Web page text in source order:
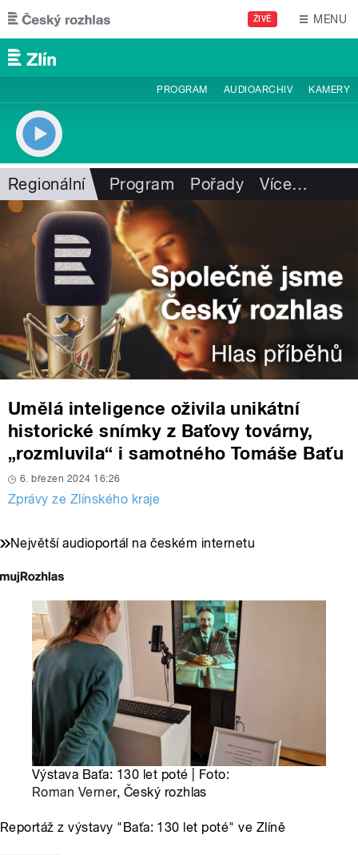
Přejít k hlavnímu obsahu
ŽIVĚ MENU
PROGRAM AUDIOARCHIV KAMERY
Regionální Program Pořady Více…
Umělá inteligence oživila unikátní
historické snímky z Baťovy továrny,
„rozmluvila“ i samotného Tomáše Baťu
6. březen 2024 16:26
Zprávy ze Zlínského kraje
Největší audioportál na českém internetu
Výstava Baťa: 130 let poté | Foto:
Roman Verner, Český rozhlas
Reportáž z výstavy "Baťa: 130 let poté" ve Zlíně